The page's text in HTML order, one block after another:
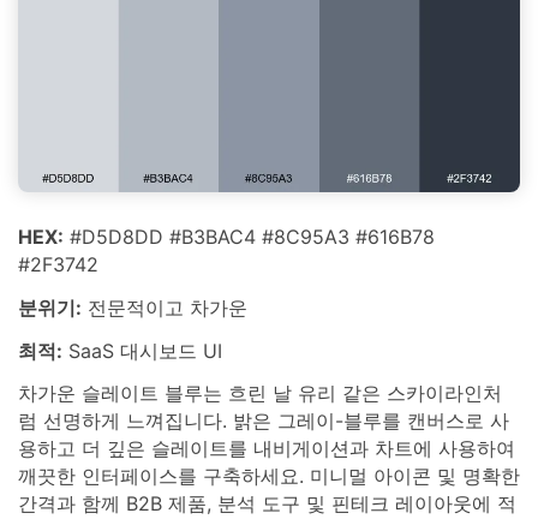
HEX: #D5D8DD #B3BAC4 #8C95A3 #616B78
#2F3742
분위기: 전문적이고 차가운
최적: SaaS 대시보드 UI
차가운 슬레이트 블루는 흐린 날 유리 같은 스카이라인처
럼 선명하게 느껴집니다. 밝은 그레이-블루를 캔버스로 사
용하고 더 깊은 슬레이트를 내비게이션과 차트에 사용하여
깨끗한 인터페이스를 구축하세요. 미니멀 아이콘 및 명확한
간격과 함께 B2B 제품, 분석 도구 및 핀테크 레이아웃에 적